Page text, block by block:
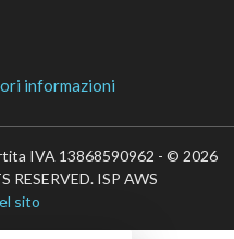
informazioni
IVA 13868590962 - © 2026
RESERVED. ISP AWS
sito